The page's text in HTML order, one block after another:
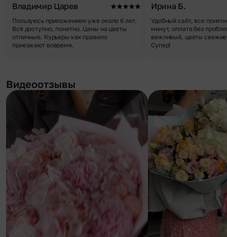
Владимир Царев
Пользуюсь приложением уже около 6 лет.
Всё доступно, понятно. Цены на цветы
отличные. Курьеры как правило
приезжают вовремя.
Ирина Б.
Удобный сайт, все
минут, оплата без
вежливый, цветы
Супер!
Видеоотзывы